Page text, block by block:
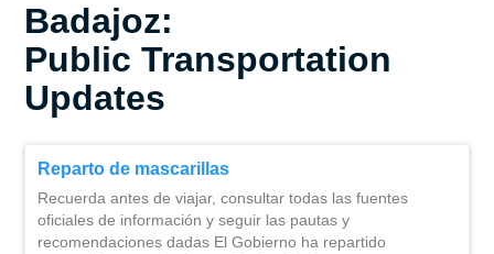
Badajoz:
Public Transportation
Updates
Reparto de mascarillas
Recuerda antes de viajar, consultar todas las fuentes
oficiales de información y seguir las pautas y
recomendaciones dadas El Gobierno ha repartido